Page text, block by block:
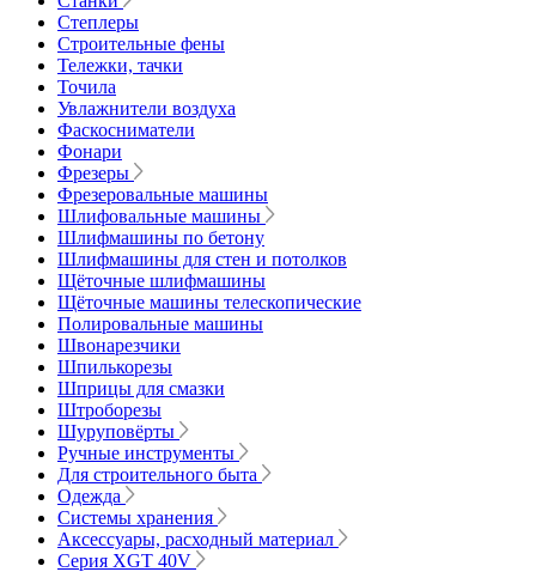
Степлеры
Строительные фены
Тележки, тачки
Точила
Увлажнители воздуха
Фаскосниматели
Фонари
Фрезеры
Фрезеровальные машины
Шлифовальные машины
Шлифмашины по бетону
Шлифмашины для стен и потолков
Щёточные шлифмашины
Щёточные машины телескопические
Полировальные машины
Швонарезчики
Шпилькорезы
Шприцы для смазки
Штроборезы
Шуруповёрты
Ручные инструменты
Для строительного быта
Одежда
Системы хранения
Аксессуары, расходный материал
Серия XGT 40V